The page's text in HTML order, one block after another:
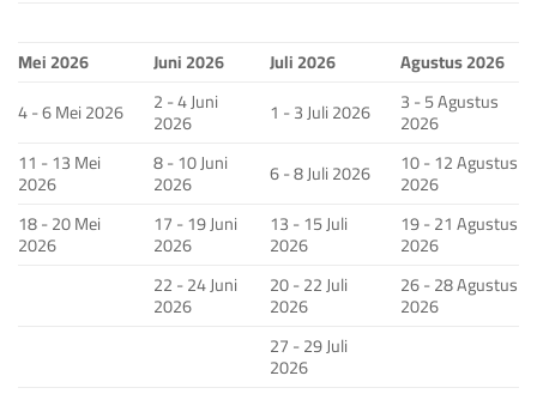
Mei 2026 Juni 2026 Juli 2026
Agustus 2026
4 - 6 Mei 2026
2 - 4 Juni
2026 1 - 3 Juli 2026 3 - 5 Agustus
2026
11 - 13 Mei
2026
8 - 10 Juni
2026 6 - 8 Juli 2026 10 - 12 Agustus
2026
18 - 20 Mei
2026
17 - 19 Juni
2026
13 - 15 Juli
2026
19 - 21 Agustus
2026
22 - 24 Juni
2026
20 - 22 Juli
2026
26 - 28 Agustus
2026
27 - 29 Juli
2026